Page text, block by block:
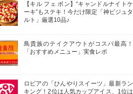
【キル フェ ボン】“キャンドルナイトケ
ーキ”もステキ！今だけ限定「神ビジュタ
ルト」厳選10品♪
鳥貴族のテイクアウトがコスパ最高！
「おすすめメニュー」実食レポ
ロピアの「ひんやりスイーツ」最新ラン
キング！2位は人気カップアイス、1位は